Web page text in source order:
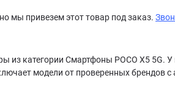
мы привезем этот товар под заказ.
из категории Смартфоны POCO X5 5G.
модели от проверенных брендов